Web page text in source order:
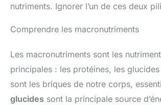
nutriments. Ignorer l’un de ces deux
Comprendre les macronutriments
Les macronutriments sont les
principales : les protéines, les
sont les briques de notre corps,
glucides sont la principale source